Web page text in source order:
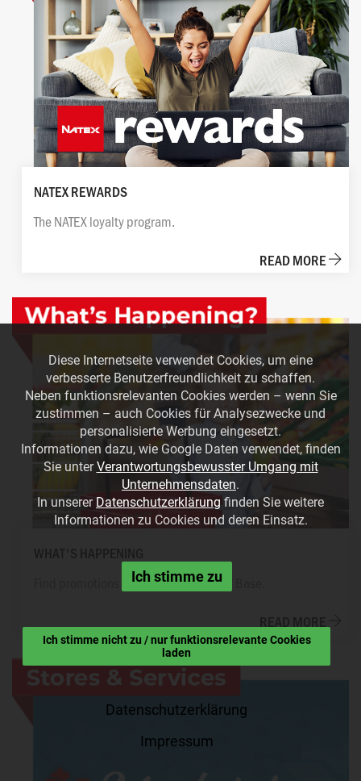
NATEX REWARDS
The NATEX loyalty program.
READ MORE
Find promotions and events on and off Base.
Diese Internetseite verwendet Cookies, um eine
verbesserte Benutzerfreundlichkeit zu schaffen.
Neben funktionsrelevanten Cookies werden – wenn Sie
zustimmen – auch Cookies für Analysezwecke und
personalisierte Werbung eingesetzt.
Informationen dazu, wie Google Daten verwendet, finden
Sie unterVerantwortungsbewusster Umgang mit
Unternehmensdaten.
In unserer Datenschutzerklärung finden Sie weitere
Informationen zu Cookies und deren Einsatz.
Ich stimme zu
Ich stimme nicht zu / nur funktionsrelevante Cookies
laden
Datenschutzerklärung
Impressum